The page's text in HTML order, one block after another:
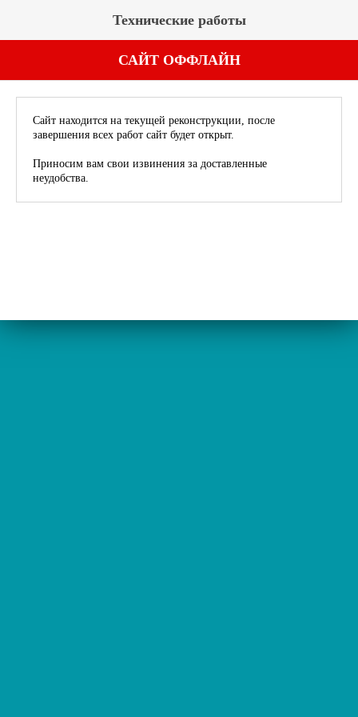
Технические работы
САЙТ ОФФЛАЙН
Сайт находится на текущей реконструкции, после
завершения всех работ сайт будет открыт.
Приносим вам свои извинения за доставленные
неудобства.